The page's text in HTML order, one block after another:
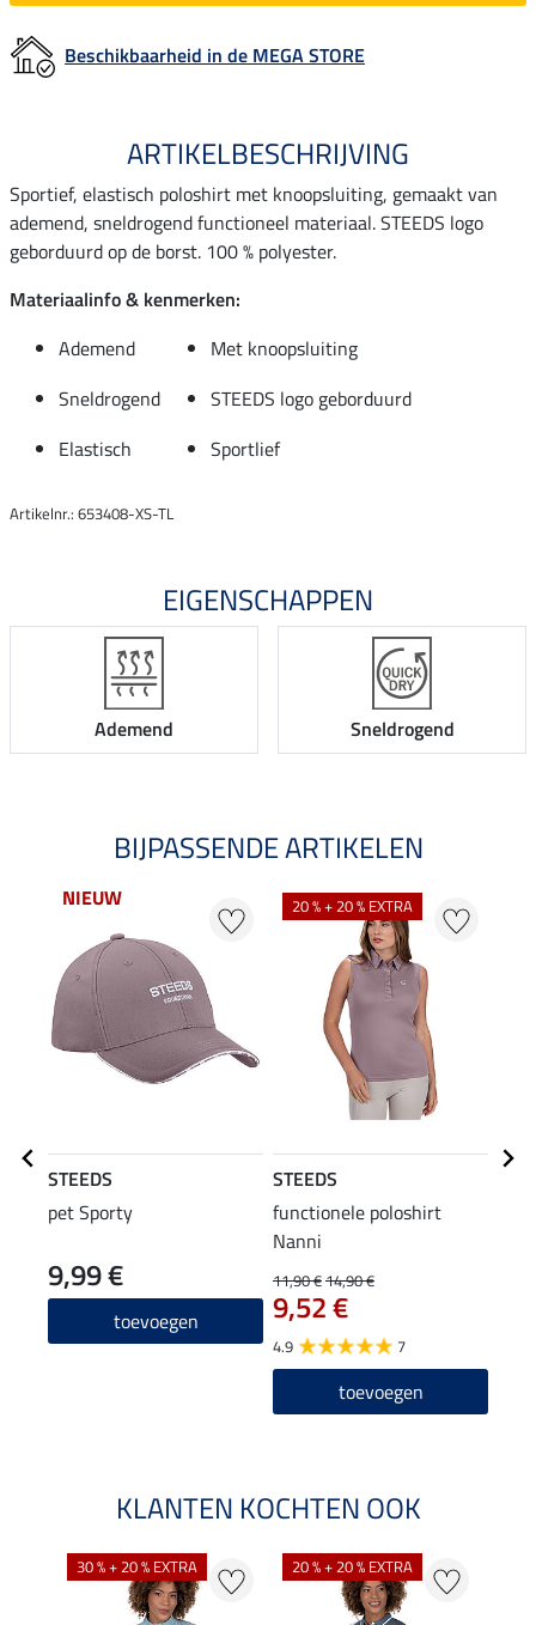
Beschikbaarheid in de MEGA STORE
ARTIKELBESCHRIJVING
Sportief, elastisch poloshirt met knoopsluiting, gemaakt van
ademend, sneldrogend functioneel materiaal. STEEDS logo
geborduurd op de borst. 100 % polyester.
Materiaalinfo & kenmerken:
Ademend
Met knoopsluiting
Sneldrogend
STEEDS logo geborduurd
Elastisch
Sportlief
Artikelnr.: 653408-XS-TL
EIGENSCHAPPEN
Ademend Sneldrogend
BIJPASSENDE ARTIKELEN
NIEUW
STEEDS
pet Sporty
9,99 €
toevoegen
20 % + 20 % EXTRA
STEEDS
functionele poloshirt
Nanni
11,90 €14,90 €
9,52 €
4.9 7
toevoegen
KLANTEN KOCHTEN OOK
30 % + 20 % EXTRA 20 % + 20 % EXTRA